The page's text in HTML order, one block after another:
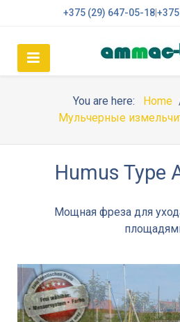
+375 (29) 647-05-18|
You are here: Home
Мульчерные
Humus Type
Мощная фреза для